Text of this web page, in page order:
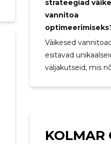
strateegiad
vannitoa
Väikesed
esitavad
väljakutseid, mis
KOLMAR